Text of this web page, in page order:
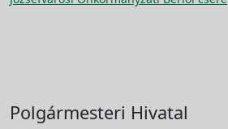
Polgármesteri Hivatal